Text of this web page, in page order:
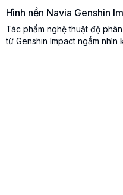
Hình nền Navia Genshin
Tác phẩm nghệ thuật độ
từ Genshin Impact ngắm